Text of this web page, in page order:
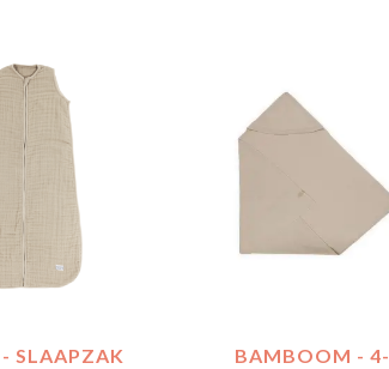
SLAAPZAK
BAMBOOM - 4-